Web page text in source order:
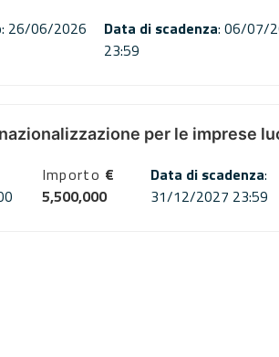
26/06/2026
Data di scadenza: 06/07/
23:59
per le imprese
Importo €
5,500,000
Data di scadenza:
31/12/2027 23:59